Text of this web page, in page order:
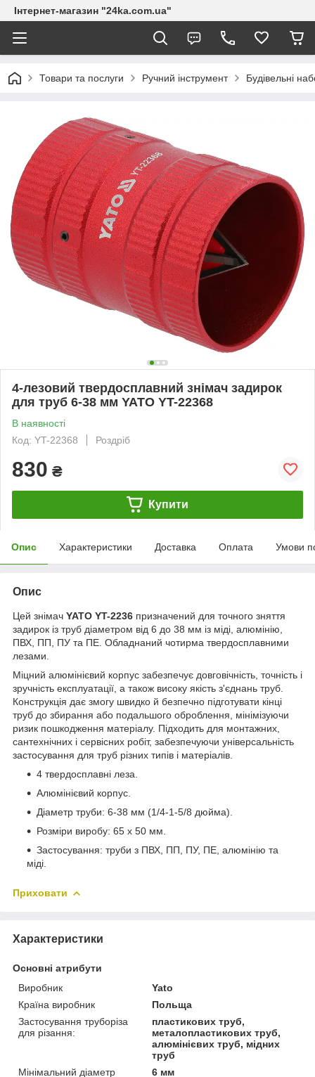
Інтернет-магазин "24ka.com.ua"
Товари та послуги Ручний інструмент Будівельні
4-лезовий твердосплавний знімач задирок
для труб 6-38 мм YATO YT-22368
В наявності
Код: YT-22368
Роздріб
830 ₴
Купити
Опис Характеристики Доставка Оплата Умови
Опис
Цей знімач YATO YT-2236 призначений для точного зняття
задирок із труб діаметром від 6 до 38 мм із міді, алюмінію,
ПВХ, ПП, ПУ та ПЕ. Обладнаний чотирма твердосплавними
лезами.
Міцний алюмінієвий корпус забезпечує довговічність, точність і
зручність експлуатації, а також високу якість з'єднань труб.
Конструкція дає змогу швидко й безпечно підготувати кінці
труб до збирання або подальшого оброблення, мінімізуючи
ризик пошкодження матеріалу. Підходить для монтажних,
сантехнічних і сервісних робіт, забезпечуючи універсальність
застосування для труб різних типів і матеріалів.
4 твердосплавні леза.
Алюмінієвий корпус.
Діаметр труби: 6-38 мм (1/4-1-5/8 дюйма).
Розміри виробу: 65 х 50 мм.
Застосування: труби з ПВХ, ПП, ПУ, ПЕ, алюмінію та
міді.
Приховати
Характеристики
Основні атрибути
Виробник
Yato
Країна виробник
Польща
Застосування труборіза
для різання:
пластикових труб,
металопластикових труб,
алюмінієвих труб, мідних
труб
Мінімальний діаметр
6 мм